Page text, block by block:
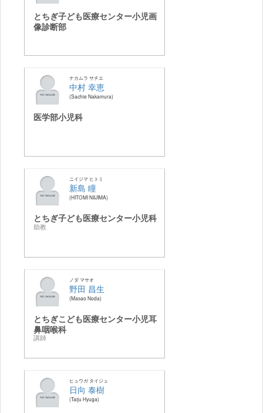
とちぎ子ども医療センター小児画
像診断部
ナカムラ サチエ
中村 幸恵
Sachie Nakamura
医学部小児科
ニイジマ ヒトミ
新島 瞳
HITOMI NIIJIMA
とちぎ子ども医療センター小児科
助教
ノダ マサオ
野田 昌生
Masao Noda
とちぎこども医療センター小児耳
鼻咽喉科
講師
ヒュウガ タイジュ
日向 泰樹
Taiju Hyuga